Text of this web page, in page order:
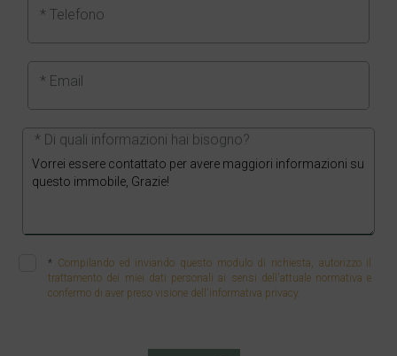
* Telefono
* Email
* Di quali informazioni hai bisogno?
* Compilando ed inviando questo modulo di richiesta, autorizzo il
trattamento dei miei dati personali ai sensi dell'attuale normativa e
confermo di aver preso visione dell'informativa privacy.